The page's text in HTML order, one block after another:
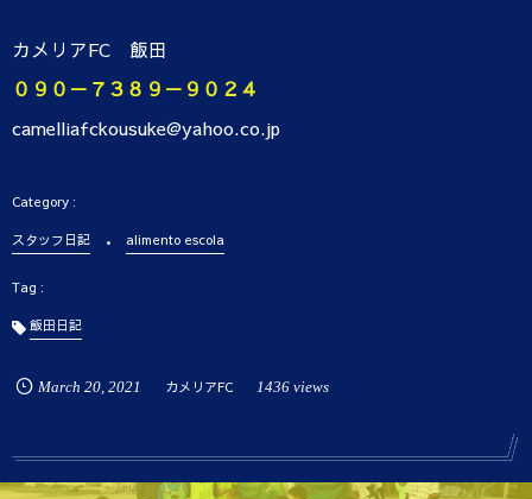
カメリアFC 飯田
０９０－７３８９－９０２４
camelliafckousuke@yahoo.co.jp
スタッフ日記 alimento escola
飯田日記
March 20, 2021 カメリアFC 1436 views